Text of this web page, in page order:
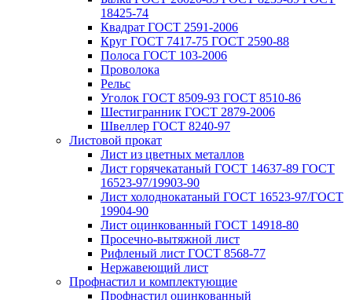
18425-74
Квадрат ГОСТ 2591-2006
Круг ГОСТ 7417-75 ГОСТ 2590-88
Полоса ГОСТ 103-2006
Проволока
Рельс
Уголок ГОСТ 8509-93 ГОСТ 8510-86
Шестигранник ГОСТ 2879-2006
Швеллер ГОСТ 8240-97
Листовой прокат
Лист из цветных металлов
Лист горячекатаный ГОСТ 14637-89 ГОСТ
16523-97/19903-90
Лист холоднокатаный ГОСТ 16523-97/ГОСТ
19904-90
Лист оцинкованный ГОСТ 14918-80
Просечно-вытяжной лист
Рифленый лист ГОСТ 8568-77
Нержавеющий лист
Профнастил и комплектующие
Профнастил оцинкованный